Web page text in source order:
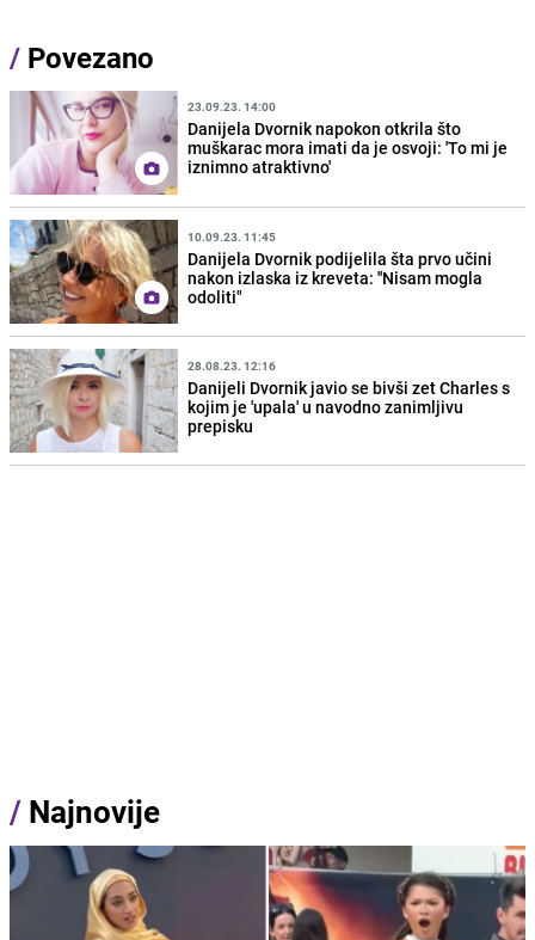
/ Povezano
23.09.23. 14:00
Danijela Dvornik napokon otkrila što
muškarac mora imati da je osvoji: 'To mi je
iznimno atraktivno'
10.09.23. 11:45
Danijela Dvornik podijelila šta prvo učini
nakon izlaska iz kreveta: ''Nisam mogla
odoliti"
28.08.23. 12:16
Danijeli Dvornik javio se bivši zet Charles s
kojim je 'upala' u navodno zanimljivu
prepisku
/ Najnovije